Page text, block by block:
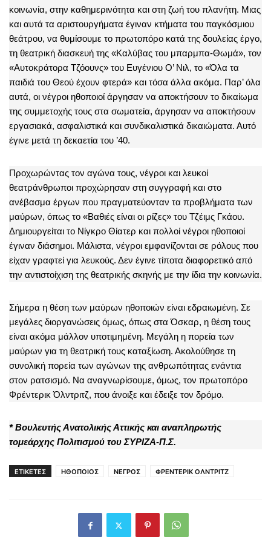
κοινωνία, στην καθημερινότητα και στη ζωή του πλανήτη. Μιας
και αυτά τα αριστουργήματα έγιναν κτήματα του παγκόσμιου
θεάτρου, να θυμίσουμε το πρωτοπόρο κατά της δουλείας έργο,
τη θεατρική διασκευή της «Καλύβας του μπαρμπα-Θωμά», τον
«Αυτοκράτορα Τζόουνς» του Ευγένιου Ο’ Νιλ, το «Όλα τα
παιδιά του Θεού έχουν φτερά» και τόσα άλλα ακόμα. Παρ’ όλα
αυτά, οι νέγροι ηθοποιοί άργησαν να αποκτήσουν το δικαίωμα
της συμμετοχής τους στα σωματεία, άργησαν να αποκτήσουν
εργασιακά, ασφαλιστικά και συνδικαλιστικά δικαιώματα. Αυτό
έγινε μετά τη δεκαετία του ’40.
Προχωρώντας τον αγώνα τους, νέγροι και λευκοί
θεατράνθρωποι προχώρησαν στη συγγραφή και στο
ανέβασμα έργων που πραγματεύονταν τα προβλήματα των
μαύρων, όπως το «Βαθιές είναι οι ρίζες» του Τζέιμς Γκάου.
Δημιουργείται το Νίγκρο Θίατερ και πολλοί νέγροι ηθοποιοί
έγιναν διάσημοι. Μάλιστα, νέγροι εμφανίζονται σε ρόλους που
είχαν γραφτεί για λευκούς. Δεν έγινε τίποτα διαφορετικό από
την αντιστοίχιση της θεατρικής σκηνής με την ίδια την κοινωνία.
Σήμερα η θέση των μαύρων ηθοποιών είναι εδραιωμένη. Σε
μεγάλες διοργανώσεις όμως, όπως στα Όσκαρ, η θέση τους
είναι ακόμα μάλλον υποτιμημένη. Μεγάλη η πορεία των
μαύρων για τη θεατρική τους καταξίωση. Ακολούθησε τη
συνολική πορεία των αγώνων της ανθρωπότητας ενάντια
στον ρατσισμό. Να αναγνωρίσουμε, όμως, τον πρωτοπόρο
Φρέντερικ Όλντριτζ, που άνοιξε και έδειξε τον δρόμο.
* Βουλευτής Ανατολικής Αττικής και αναπληρωτής
τομεάρχης Πολιτισμού του ΣΥΡΙΖΑ-Π.Σ.
ΕΤΙΚΕΤΕΣ ΗΘΟΠΟΙΟΣ ΝΕΓΡΟΣ ΦΡΕΝΤΕΡΙΚ ΟΛΝΤΡΙΤΖ